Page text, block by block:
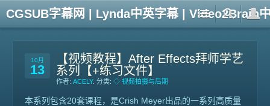
CGSUB字幕网 | Lynda中英字幕 | Video2Brain
10月
13
【视频教程】After Effects拜师学艺
系列【+练习文件】
作者: ACELY. 分类: ◇ 视频拍摄与后期
本系列包含20套课程，是Crish Meyer出品的一系列高质量